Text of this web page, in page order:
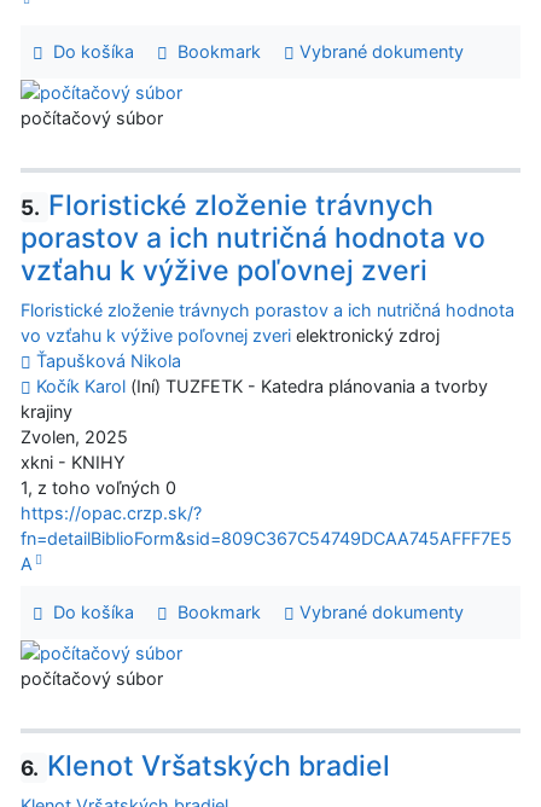
Do košíka Bookmark Vybrané dokumenty
počítačový súbor
5. Floristické zloženie trávnych
porastov a ich nutričná hodnota vo
vzťahu k výžive poľovnej zveri
Floristické zloženie trávnych porastov a ich nutričná hodnota
vo vzťahu k výžive poľovnej zveri elektronický zdroj
Ťapušková Nikola
Kočík Karol (Iní) TUZFETK - Katedra plánovania a tvorby
krajiny
Zvolen, 2025
xkni - KNIHY
1, z toho voľných 0
https://opac.crzp.sk/?
fn=detailBiblioForm&sid=809C367C54749DCAA745AFFF7E5
A
Do košíka Bookmark Vybrané dokumenty
počítačový súbor
6. Klenot Vršatských bradiel